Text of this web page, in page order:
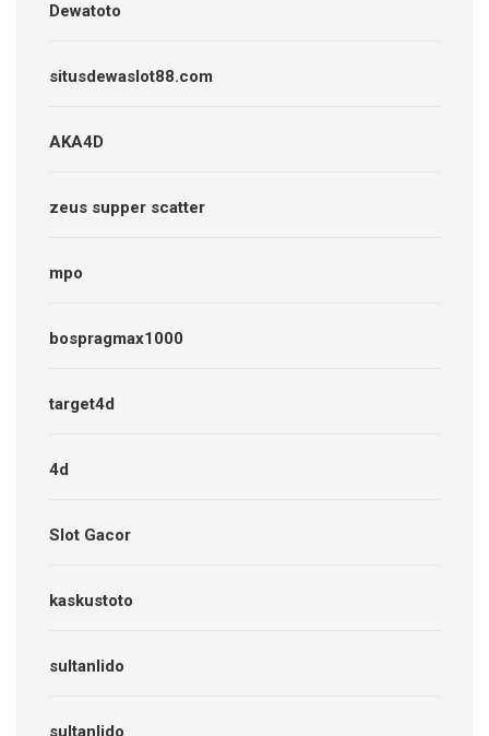
Dewatoto
situsdewaslot88.com
AKA4D
zeus supper scatter
mpo
bospragmax1000
target4d
4d
Slot Gacor
kaskustoto
sultanlido